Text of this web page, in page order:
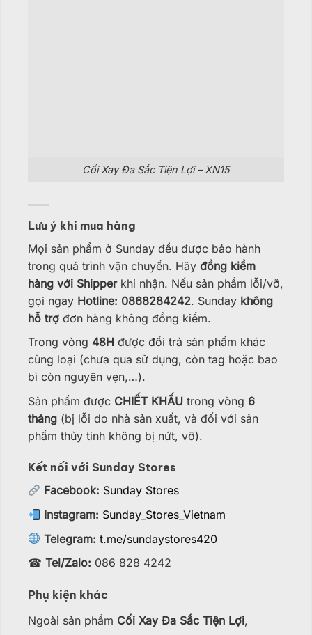
Cối Xay Đa Sắc Tiện Lợi – XN15
Lưu ý khi mua hàng
Mọi sản phẩm ở Sunday đều được bảo hành
trong quá trình vận chuyển. Hãy đồng kiểm
hàng với Shipperkhi nhận. Nếu sản phẩm lỗi/vỡ,
gọi ngay Hotline: 0868284242. Sunday không
hỗ trợ đơn hàng không đồng kiểm.
Trong vòng 48H được đổi trả sản phẩm khác
cùng loại (chưa qua sử dụng, còn tag hoặc bao
bì còn nguyên vẹn,…).
Sản phẩm được CHIẾT KHẤU trong vòng 6
tháng (bị lỗi do nhà sản xuất, và đối với sản
phẩm thủy tinh không bị nứt, vỡ).
Kết nối với Sunday Stores
Facebook: Sunday Stores
Instagram: Sunday_Stores_Vietnam
Telegram: t.me/sundaystores420
☎ Tel/Zalo: 086 828 4242
Phụ kiện khác
Ngoài sản phẩm Cối Xay Đa Sắc Tiện Lợi,